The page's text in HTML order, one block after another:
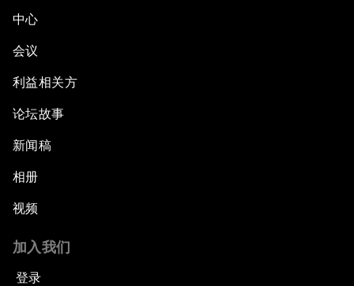
中心
会议
利益相关方
论坛故事
新闻稿
相册
视频
加入我们
登录